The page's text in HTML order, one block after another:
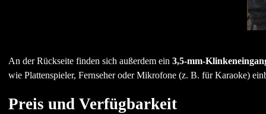
An der Rückseite finden sich außerdem ein 3,5-mm-
wie Plattenspieler, Fernseher oder Mikrofone (z. B. für Karaoke)
Preis und Verfügbarkeit